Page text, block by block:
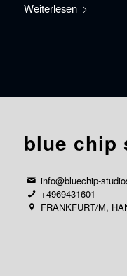
Weiterlesen
blue chip
info@bluechip-
+4969431601
FRANKFURT/M,